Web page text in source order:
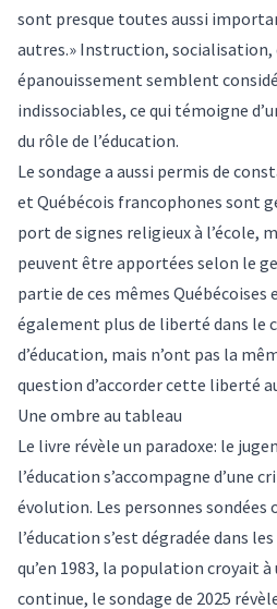
sont presque toutes aussi
autres.» Instruction,
épanouissement semblent
indissociables, ce qui témoigne
du rôle de l’éducation.
Le sondage a aussi permis de
et Québécois francophones sont
port de signes religieux à l’école,
peuvent être apportées selon le
partie de ces mêmes
également plus de liberté dans le
d’éducation, mais n’ont pas la
question d’accorder cette liberté
Une ombre au tableau
Le livre révèle un paradoxe: le
l’éducation s’accompagne d’une
évolution. Les personnes sondées
l’éducation s’est dégradée dans
qu’en 1983, la population croyait
continue, le sondage de 2025